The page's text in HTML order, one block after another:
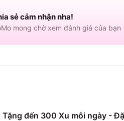
sẻ cảm nhận nha!
mong chờ xem đánh giá của bạn
Tặng đến 300 Xu mỗi ngày -